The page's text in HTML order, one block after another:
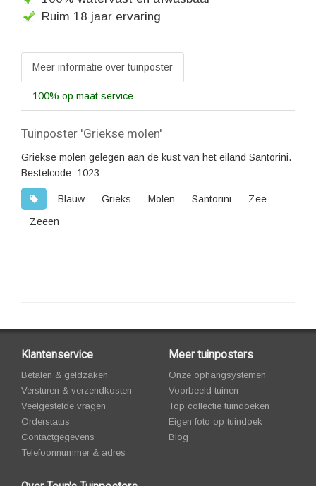
Ruim 18 jaar ervaring
Meer informatie over tuinposter
100% op maat service
Tuinposter 'Griekse molen'
Griekse molen gelegen aan de kust van het eiland Santorini.
Bestelcode: 1023
Blauw Grieks Molen Santorini
Zee
Zeeen
Klantenservice
Betalen & geldzaken
Versturen & verzendkosten
Veelgestelde vragen
Orderstatus
Contactgegevens
Telefoonnummer & adres
Meer tuinposters
Onze ophangsystemen
Voorbeeld tuinen
Top collectie tuindoeken
Eigen foto op tuindoek
Blog